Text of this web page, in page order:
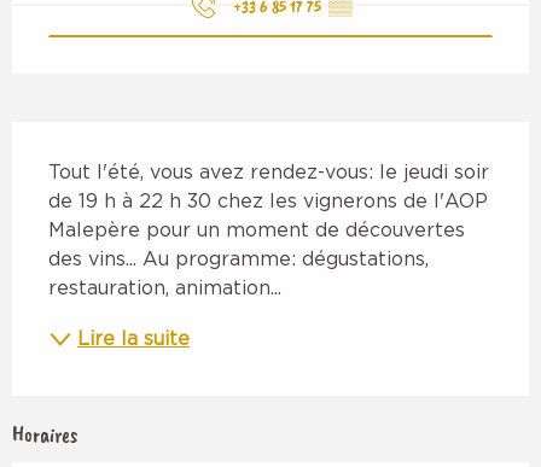
+33 6 85 17 75 ▒▒
Tout l'été, vous avez rendez-vous: le jeudi soir
de 19 h à 22 h 30 chez les vignerons de l'AOP
Malepère pour un moment de découvertes
des vins... Au programme: dégustations,
restauration, animation...
Lire la suite
Horaires